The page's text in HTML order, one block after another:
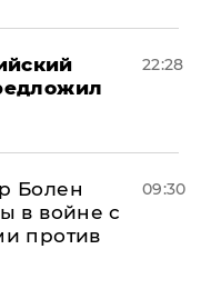
22:28
Болен
в войне с
против
09:30